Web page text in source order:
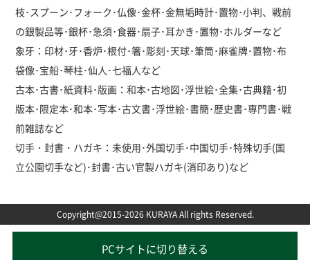
枝･スプーン･フォーク･仏像･金杯･金無垢時計･置物･小判、戦前
の銀製品等･銀杯･急須･食器･扇子･耳かき･置物･ホルダーなど
象牙：印材･牙･香炉･根付･箸･彫刻･天球･筆筒･麻雀牌･置物･布
袋像･宝船･琴柱･仙人･七福人など
古本･古書･紙資料･版画：和本･古地図･浮世絵･全集･古典籍･初
版本･限定本･和本･写本･古文書･浮世絵･書簡･歴史書･専門書･戦
前雑誌など
切手・封書・ハガキ：未使用･外国切手･中国切手･特殊切手(国
立公園切手など)･封書･古い官製ハガキ(消印あり)など
Copyright@2015-2026 KURAYA All rights Reserved.
PCサイトに切り替える